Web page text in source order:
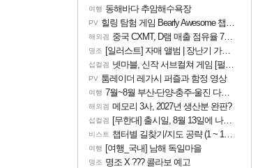
여행 동해바다 추암해수욕장
PV 힐링 탐험 게임 Bearly Awesome 챕터 1 트레일러
해외겜 중국 CXMT, D램 매출 점유율 7%…글로벌 4위로 부상
명조 [일러스트] 자매 앨범 | 장난기 가득한 오후의 공원 (리메이크판)
섭컬겜 넷마블, 신작 서브컬쳐 게임 [펄 인 블루] 티저 사이트 오픈
PV 툼레이더 레가시 퍼즐과 함정 영상
여행 7월~8월 부산-단양-충주-울진 다녀왔어요~
해외겜 메모리 3사, 2027년 생산분 완판?
섭컬겜 [무한대] 출시일, 8월 13일에 나오나
비스트 챕터별 길찾기/지도 공략 (1 ~ 12장)
여행 [여행_국내] 남해 독일마을
명조 명조 X ??? 콜라보 예고